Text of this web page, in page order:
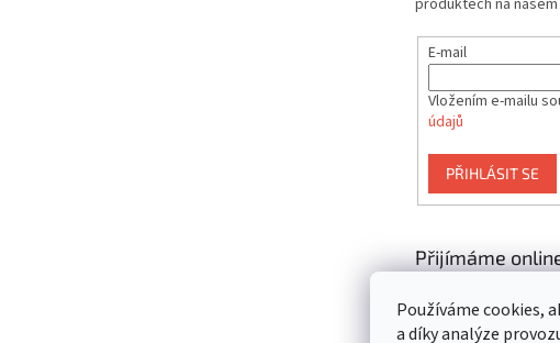
Používáme cookies,
a díky analýze
E-mail
Vložením e-mailu
údajů
PŘIHLÁSIT SE
Přijímáme
platby